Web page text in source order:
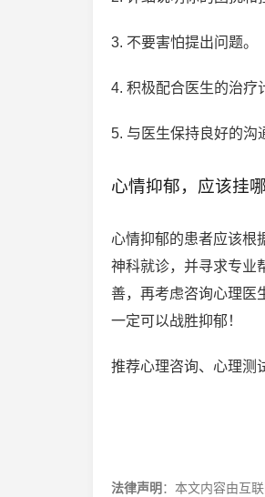
3. 不要害怕提出问题。
4. 积极配合医生的治疗
5. 与医生保持良好的沟
心情抑郁，应该挂哪
心情抑郁的患者应该根
神科就诊，并寻求专业
善，再考虑咨询心理医
一定可以战胜抑郁！
推荐心理咨询、心理测
法律声明 ：本文内容由互